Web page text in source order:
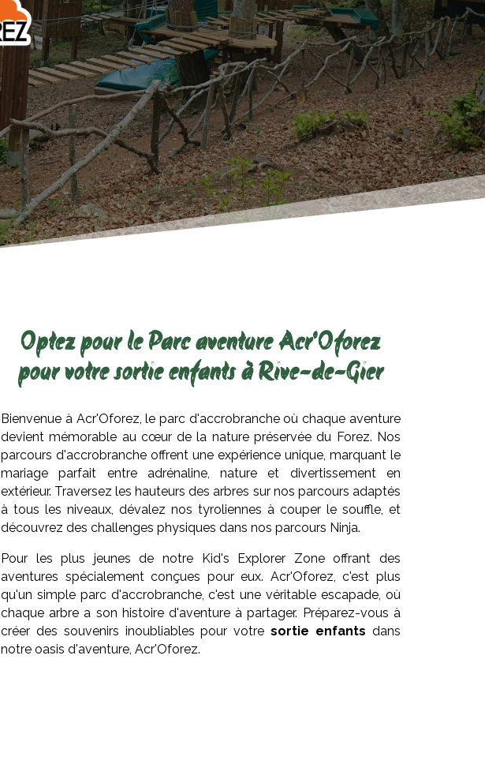
Optez pour le Parc aventure Acr'Oforez
pour votre sortie enfants à Rive-de-Gier
Bienvenue à Acr'Oforez, le parc d'accrobranche où chaque aventure
devient mémorable au cœur de la nature préservée du Forez. Nos
parcours d'accrobranche offrent une expérience unique, marquant le
mariage parfait entre adrénaline, nature et divertissement en
extérieur. Traversez les hauteurs des arbres sur nos parcours adaptés
à tous les niveaux, dévalez nos tyroliennes à couper le souffle, et
découvrez des challenges physiques dans nos parcours Ninja.
Pour les plus jeunes de notre Kid's Explorer Zone offrant des
aventures spécialement conçues pour eux. Acr'Oforez, c'est plus
qu'un simple parc d'accrobranche, c'est une véritable escapade, où
chaque arbre a son histoire d'aventure à partager. Préparez-vous à
créer des souvenirs inoubliables pour votresortie enfants dans
notre oasis d'aventure, Acr'Oforez.